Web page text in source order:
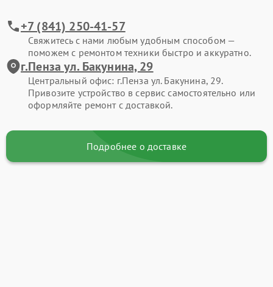
+7 (841) 250-41-57
Свяжитесь с нами любым удобным способом —
поможем с ремонтом техники быстро и аккуратно.
г.Пенза ул. Бакунина, 29
Центральный офис: г.Пенза ул. Бакунина, 29.
Привозите устройство в сервис самостоятельно или
оформляйте ремонт с доставкой.
Подробнее о доставке